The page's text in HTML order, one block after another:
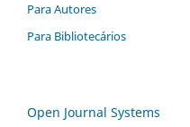
Para Autores
Para Bibliotecários
Open Journal Systems